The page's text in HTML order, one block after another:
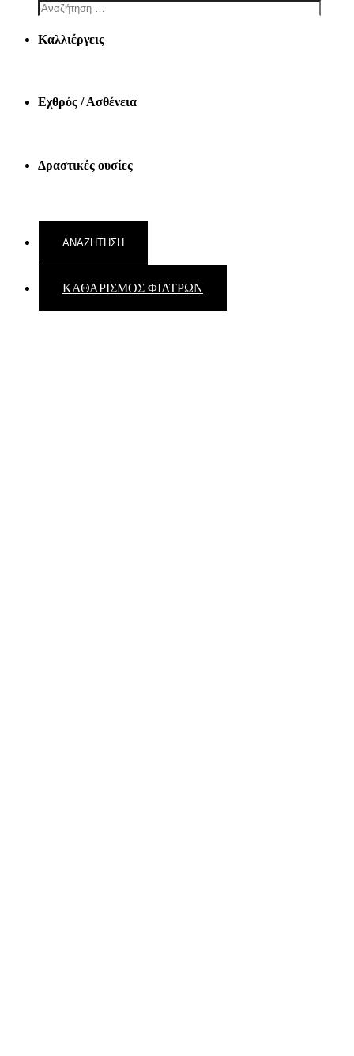
Καλλιέργεις
Εχθρός / Ασθένεια
Δραστικές ουσίες
ΚΑΘΑΡΙΣΜΟΣ ΦΙΛΤΡΩΝ